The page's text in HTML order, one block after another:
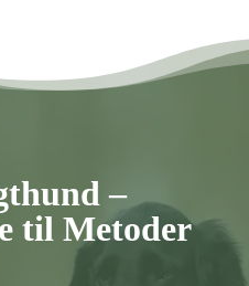
–
til Metoder